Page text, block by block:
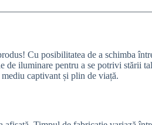
Cu posibilitatea de a schimba
de iluminare pentru a se potrivi
captivant și plin de viață.